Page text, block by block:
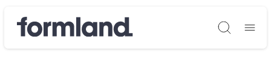
Søg